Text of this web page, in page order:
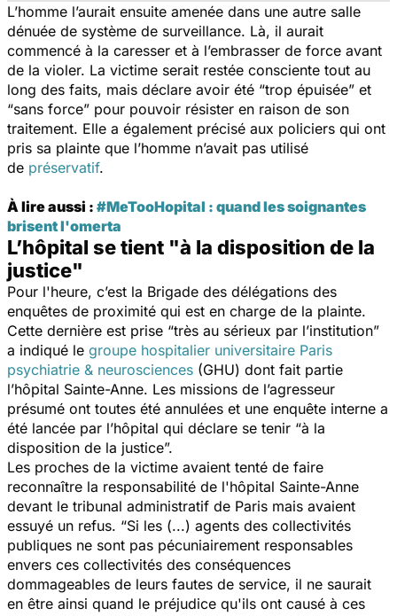
L’homme l’aurait ensuite amenée dans une autre salle
dénuée de système de surveillance. Là, il aurait
commencé à la caresser et à l’embrasser de force avant
de la violer. La victime serait restée consciente tout au
long des faits, mais déclare avoir été “trop épuisée” et
“sans force” pour pouvoir résister en raison de son
traitement. Elle a également précisé aux policiers qui ont
pris sa plainte que l’homme n’avait pas utilisé
de préservatif.
À lire aussi : #MeTooHopital : quand les soignantes
brisent l'omerta
L’hôpital se tient "à la disposition de la
justice"
Pour l'heure, c’est la Brigade des délégations des
enquêtes de proximité qui est en charge de la plainte.
Cette dernière est prise “très au sérieux par l’institution”
a indiqué le groupe hospitalier universitaire Paris
psychiatrie & neurosciences (GHU) dont fait partie
l’hôpital Sainte-Anne. Les missions de l’agresseur
présumé ont toutes été annulées et une enquête interne a
été lancée par l’hôpital qui déclare se tenir “à la
disposition de la justice”.
Les proches de la victime avaient tenté de faire
reconnaître la responsabilité de l'hôpital Sainte-Anne
devant le tribunal administratif de Paris mais avaient
essuyé un refus. “Si les (...) agents des collectivités
publiques ne sont pas pécuniairement responsables
envers ces collectivités des conséquences
dommageables de leurs fautes de service, il ne saurait
en être ainsi quand le préjudice qu'ils ont causé à ces